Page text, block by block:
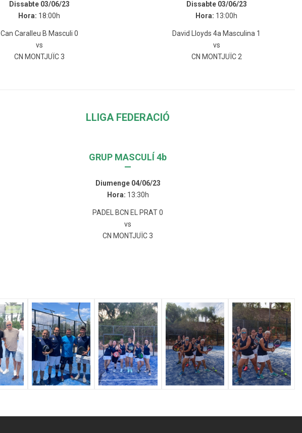
Dissabte 03/06/23
Hora: 18:00h
Can Caralleu B Masculi 0
vs
CN MONTJUÏC 3
Dissabte 03/06/23
Hora: 13:00h
David Lloyds 4a Masculina 1
vs
CN MONTJUÏC 2
LLIGA FEDERACIÓ
GRUP MASCULÍ 4b
—
Diumenge 04/06/23
Hora: 13:30h
PADEL BCN EL PRAT 0
vs
CN MONTJUÏC 3